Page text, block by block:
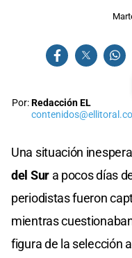
Por:Redacción EL
Una situación
del Sura pocos días
periodistas fueron
mientras
figura de la selección